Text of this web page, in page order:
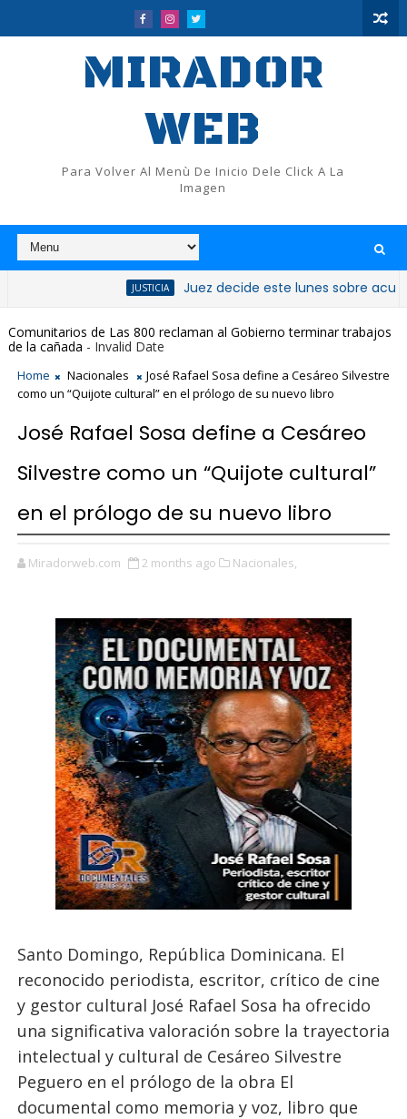
MIRADOR
WEB
Para Volver Al Menù De Inicio Dele Click A La
Imagen
Juez decide este lunes sobre acuerdos de
Comunitarios de Las 800 reclaman al Gobierno terminar trabajos
de la cañada - Invalid Date
Home Nacionales
José Rafael Sosa define a Cesáreo Silvestre
como un “Quijote cultural” en el prólogo de su nuevo libro
José Rafael Sosa define a Cesáreo
Silvestre como un “Quijote cultural”
en el prólogo de su nuevo libro
Miradorweb.com 2 months ago Nacionales,
Santo Domingo, República Dominicana. El
reconocido periodista, escritor, crítico de cine
y gestor cultural José Rafael Sosa ha ofrecido
una significativa valoración sobre la trayectoria
intelectual y cultural de Cesáreo Silvestre
Peguero en el prólogo de la obra El
documental como memoria y voz, libro que